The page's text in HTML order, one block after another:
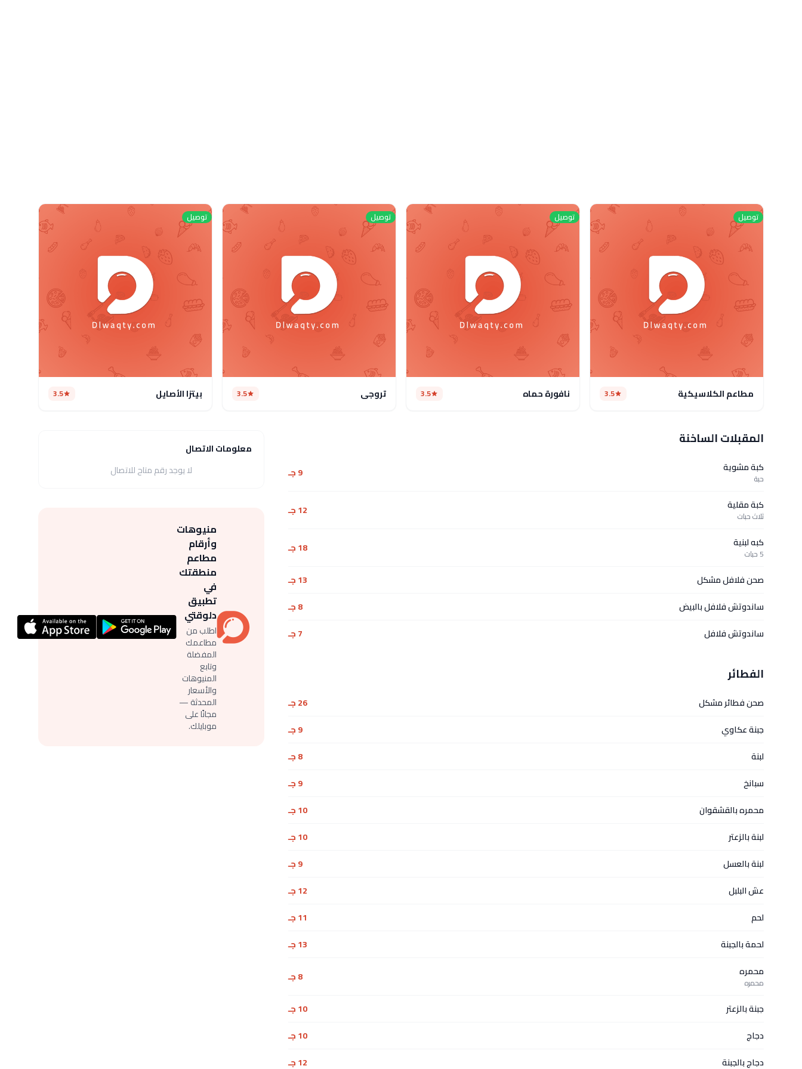
توصيل
مطاعم الكلاسيكية 3.5
توصيل
نافورة حماه 3.5
توصيل
تروجي 3.5
توصيل
بيتزا الأصايل 3.5
المقبلات الساخنة
كبة مشوية
حبة 9 جـ
كبة مقلية
ثلاث حبات 12 جـ
كبه لبنية
5 حبات 18 جـ
صحن فلافل مشكل
13 جـ
ساندوتش فلافل بالبيض
8 جـ
ساندوتش فلافل
7 جـ
الفطائر
صحن فطائر مشكل
26 جـ
جبنة عكاوي
9 جـ
لبنة
8 جـ
سبانخ
9 جـ
محمره بالقشقوان
10 جـ
لبنة بالزعتر
10 جـ
لبنة بالعسل
9 جـ
عش البلبل
12 جـ
لحم
11 جـ
لحمة بالجبنة
13 جـ
محمره
محمره 8 جـ
جبنة بالزعتر
10 جـ
دجاج
10 جـ
دجاج بالجبنة
12 جـ
معلومات الاتصال
لا يوجد رقم متاح للاتصال
منيوهات
وأرقام
مطاعم
منطقتك
في
تطبيق
دلوقتي
اطلب من
مطاعمك
المفضلة
وتابع
المنيوهات
والأسعار
المحدثة —
مجانًا على
موبايلك.